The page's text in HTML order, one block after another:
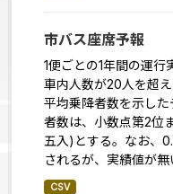
市バス座席予報
1便ごとの1年間の運
車内人数が20人を超
平均乗降者数を示し
者数は、小数点第2位
五入)とする。なお、
されるが、実績値が無
CSV